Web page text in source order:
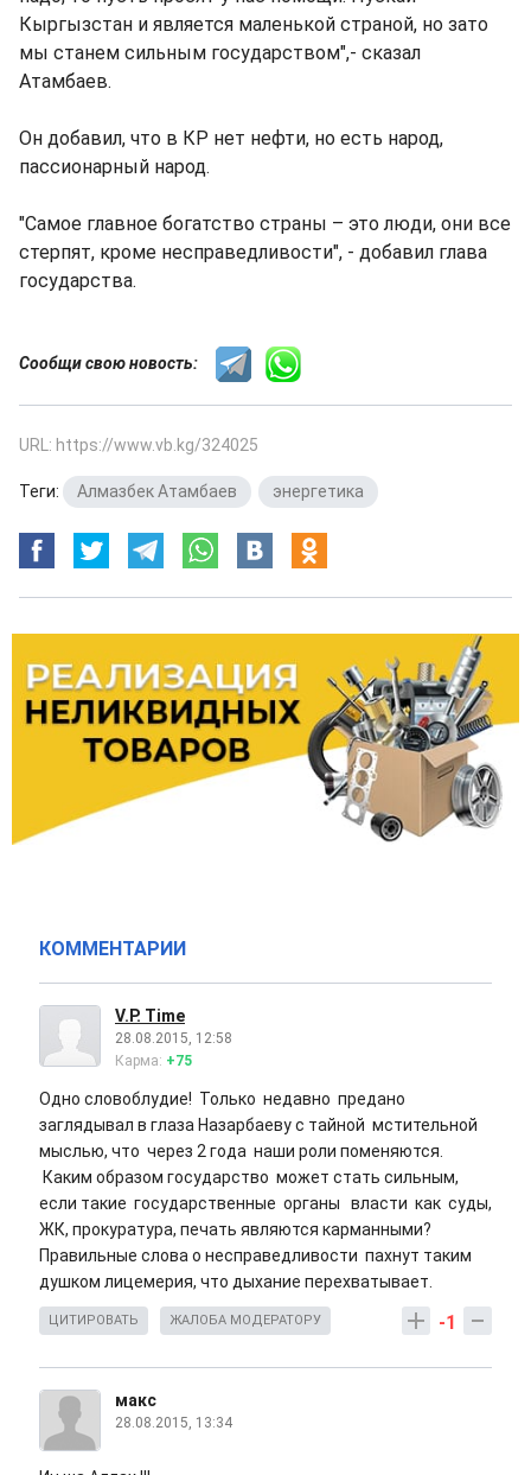
Кыргызстан и является маленькой страной, но зато
мы станем сильным государством",- сказал
Атамбаев.
Он добавил, что в КР нет нефти, но есть народ,
пассионарный народ.
"Самое главное богатство страны – это люди, они все
стерпят, кроме несправедливости", - добавил глава
государства.
Сообщи свою новость:
URL: https://www.vb.kg/324025
Теги: Алмазбек Атамбаев энергетика
КОММЕНТАРИИ
V.P. Time
28.08.2015, 12:58
Карма: +75
Одно словоблудие! Только недавно предано
заглядывал в глаза Назарбаеву с тайной мстительной
мыслью, что через 2 года наши роли поменяются.
Каким образом государство может стать сильным,
если такие государственные органы власти как суды,
ЖК, прокуратура, печать являются карманными?
Правильные слова о несправедливости пахнут таким
душком лицемерия, что дыхание перехватывает.
-1
ЦИТИРОВАТЬ ЖАЛОБА МОДЕРАТОРУ
макс
28.08.2015, 13:34